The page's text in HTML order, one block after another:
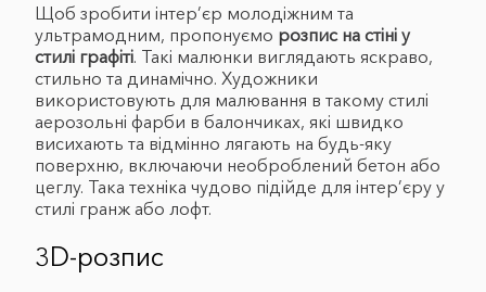
Щоб зробити інтер’єр молодіжним та
ультрамодним, пропонуємо розпис на стіні у
стилі графіті. Такі малюнки виглядають яскраво,
стильно та динамічно. Художники
використовують для малювання в такому стилі
аерозольні фарби в балончиках, які швидко
висихають та відмінно лягають на будь-яку
поверхню, включаючи необроблений бетон або
цеглу. Така техніка чудово підійде для інтер’єру у
стилі гранж або лофт.
3D-розпис